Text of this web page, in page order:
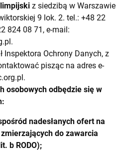
z siedzibą w Warszawie
9 lok. 2. tel.: +48 22
824 08 71, e-mail:
.
Inspektora Ochrony Danych, z
pisząc na adres e-
.
osobowych odbędzie się w
nadesłanych ofert na
do zawarcia
b RODO);